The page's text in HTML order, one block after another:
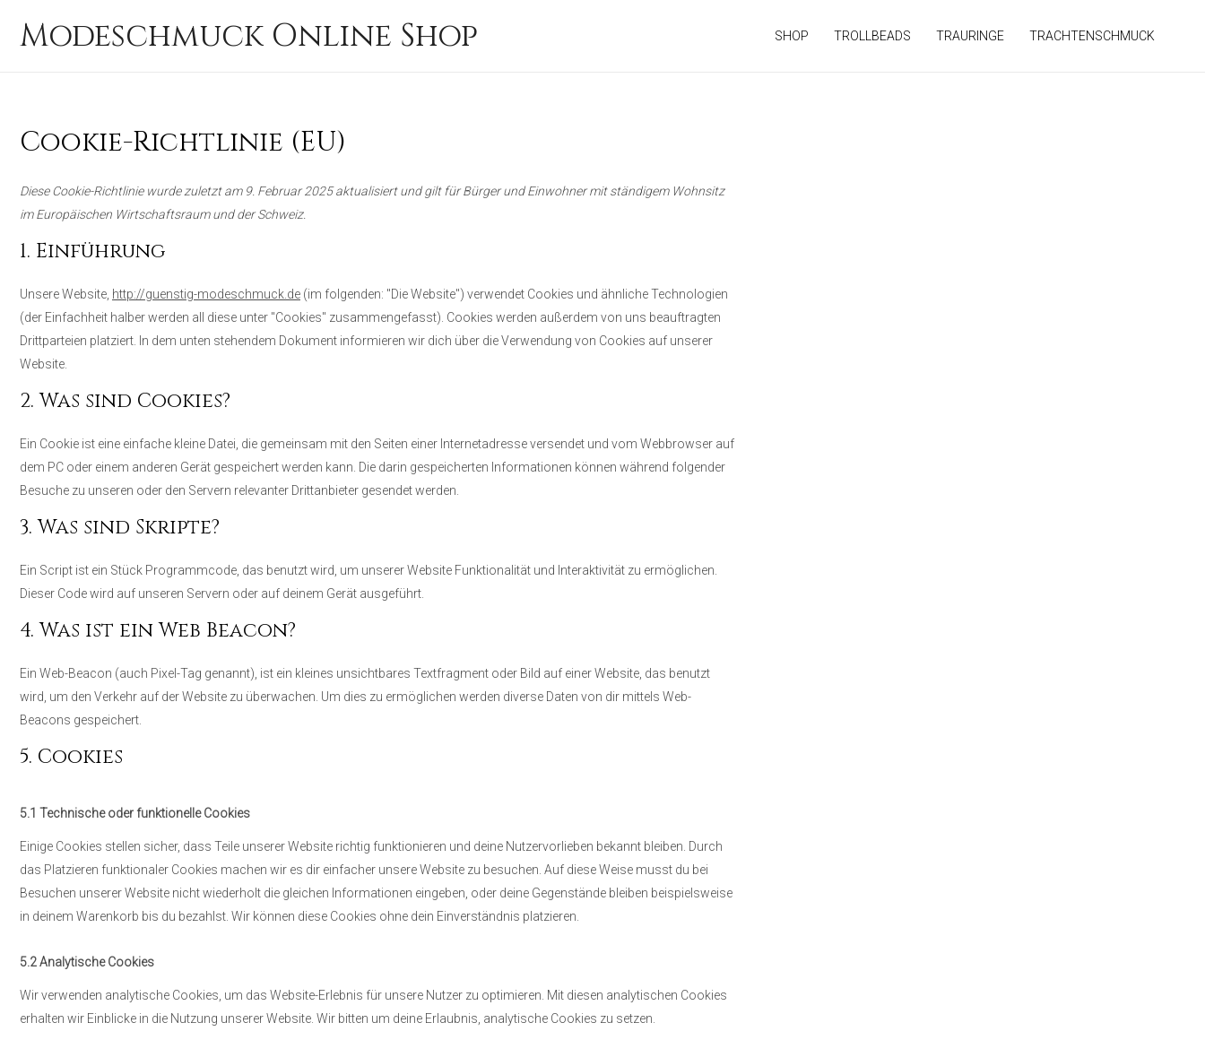
InhaltModeschmuck Online Shop SHOP TROLLBEADS TRAURINGE TRACHTENSCHMUCK
Cookie-Richtlinie (EU)
Diese Cookie-Richtlinie wurde zuletzt am 9. Februar 2025 aktualisiert und gilt für Bürger und Einwohner mit ständigem Wohnsitz
im Europäischen Wirtschaftsraum und der Schweiz.
1. Einführung
Unsere Website, http://guenstig-modeschmuck.de (im folgenden: "Die Website") verwendet Cookies und ähnliche Technologien
(der Einfachheit halber werden all diese unter "Cookies" zusammengefasst). Cookies werden außerdem von uns beauftragten
Drittparteien platziert. In dem unten stehendem Dokument informieren wir dich über die Verwendung von Cookies auf unserer
Website.
2. Was sind Cookies?
Ein Cookie ist eine einfache kleine Datei, die gemeinsam mit den Seiten einer Internetadresse versendet und vom Webbrowser auf
dem PC oder einem anderen Gerät gespeichert werden kann. Die darin gespeicherten Informationen können während folgender
Besuche zu unseren oder den Servern relevanter Drittanbieter gesendet werden.
3. Was sind Skripte?
Ein Script ist ein Stück Programmcode, das benutzt wird, um unserer Website Funktionalität und Interaktivität zu ermöglichen.
Dieser Code wird auf unseren Servern oder auf deinem Gerät ausgeführt.
4. Was ist ein Web Beacon?
Ein Web-Beacon (auch Pixel-Tag genannt), ist ein kleines unsichtbares Textfragment oder Bild auf einer Website, das benutzt
wird, um den Verkehr auf der Website zu überwachen. Um dies zu ermöglichen werden diverse Daten von dir mittels Web-
Beacons gespeichert.
5. Cookies
5.1 Technische oder funktionelle Cookies
Einige Cookies stellen sicher, dass Teile unserer Website richtig funktionieren und deine Nutzervorlieben bekannt bleiben. Durch
das Platzieren funktionaler Cookies machen wir es dir einfacher unsere Website zu besuchen. Auf diese Weise musst du bei
Besuchen unserer Website nicht wiederholt die gleichen Informationen eingeben, oder deine Gegenstände bleiben beispielsweise
in deinem Warenkorb bis du bezahlst. Wir können diese Cookies ohne dein Einverständnis platzieren.
5.2 Analytische Cookies
Wir verwenden analytische Cookies, um das Website-Erlebnis für unsere Nutzer zu optimieren. Mit diesen analytischen Cookies
erhalten wir Einblicke in die Nutzung unserer Website. Wir bitten um deine Erlaubnis, analytische Cookies zu setzen.